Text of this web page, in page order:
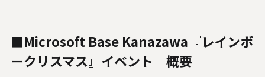
外部送信ポリシー
サイトのご利用について
■Microsoft Base Kanazawa『レインボ
ークリスマス』イベント 概要